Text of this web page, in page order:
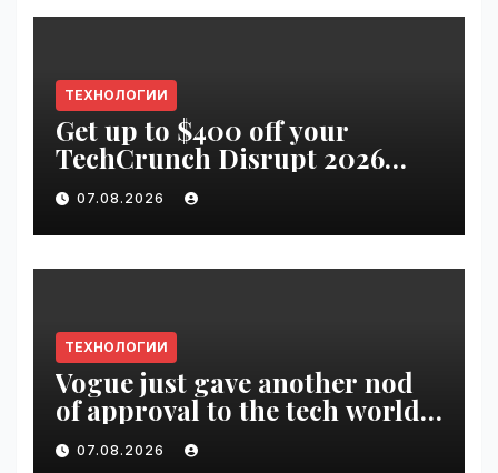
ТЕХНОЛОГИИ
Get up to $400 off your
TechCrunch Disrupt 2026
pass until tomorrow |
VseTime.ru
07.08.2026
ТЕХНОЛОГИИ
Vogue just gave another nod
of approval to the tech world |
VseTime.ru
07.08.2026